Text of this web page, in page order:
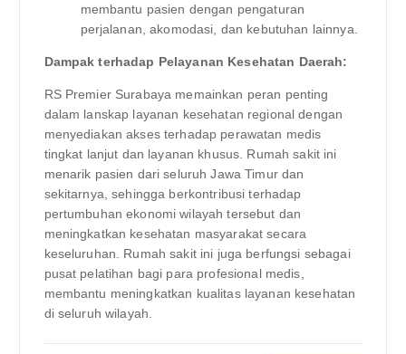
membantu pasien dengan pengaturan
perjalanan, akomodasi, dan kebutuhan lainnya.
Dampak terhadap Pelayanan Kesehatan Daerah:
RS Premier Surabaya memainkan peran penting
dalam lanskap layanan kesehatan regional dengan
menyediakan akses terhadap perawatan medis
tingkat lanjut dan layanan khusus. Rumah sakit ini
menarik pasien dari seluruh Jawa Timur dan
sekitarnya, sehingga berkontribusi terhadap
pertumbuhan ekonomi wilayah tersebut dan
meningkatkan kesehatan masyarakat secara
keseluruhan. Rumah sakit ini juga berfungsi sebagai
pusat pelatihan bagi para profesional medis,
membantu meningkatkan kualitas layanan kesehatan
di seluruh wilayah.